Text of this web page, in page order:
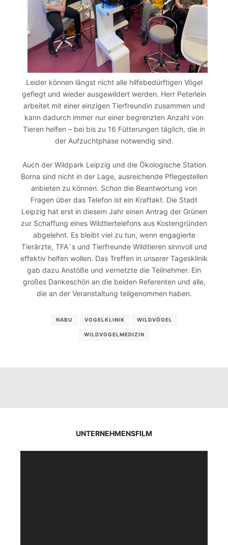
Leider können längst nicht alle hilfebedürftigen Vögel
geflegt und wieder ausgewildert werden. Herr Peterlein
arbeitet mit einer einzigen Tierfreundin zusammen und
kann dadurch immer nur einer begrenzten Anzahl von
Tieren helfen – bei bis zu 16 Fütterungen täglich, die in
der Aufzuchtphase notwendig sind.
Auch der Wildpark Leipzig und die Ökologische Station
Borna sind nicht in der Lage, ausreichende Pflegestellen
anbieten zu können. Schon die Beantwortung von
Fragen über das Telefon ist ein Kraftakt. Die Stadt
Leipzig hat erst in diesem Jahr einen Antrag der Grünen
zur Schaffung eines Wildtiertelefons aus Kostengründen
abgelehnt. Es bleibt viel zu tun, wenn engagierte
Tierärzte, TFA`s und Tierfreunde Wildtieren sinnvoll und
effektiv helfen wollen. Das Treffen in unserer Tagesklinik
gab dazu Anstöße und vernetzte die Teilnehmer. Ein
großes Dankeschön an die beiden Referenten und alle,
die an der Veranstaltung teilgenommen haben.
NABU VOGELKLINIK WILDVÖGEL
WILDVOGELMEDIZIN
UNTERNEHMENSFILM